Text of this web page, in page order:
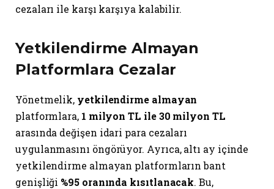
cezaları ile karşı karşıya kalabilir.
Yetkilendirme Almayan
Platformlara Cezalar
Yönetmelik, yetkilendirme almayan
platformlara, 1 milyon TL ile 30 milyon TL
arasında değişen idari para cezaları
uygulanmasını öngörüyor. Ayrıca, altı ay içinde
yetkilendirme almayan platformların bant
genişliği %95 oranında kısıtlanacak. Bu,